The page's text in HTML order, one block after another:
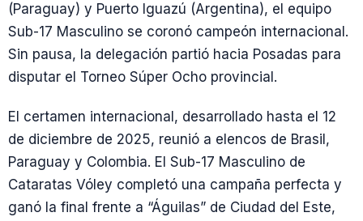
(Paraguay) y Puerto Iguazú (Argentina), el equipo
Sub-17 Masculino se coronó campeón internacional.
Sin pausa, la delegación partió hacia Posadas para
disputar el Torneo Súper Ocho provincial.
El certamen internacional, desarrollado hasta el 12
de diciembre de 2025, reunió a elencos de Brasil,
Paraguay y Colombia. El Sub-17 Masculino de
Cataratas Vóley completó una campaña perfecta y
ganó la final frente a “Águilas” de Ciudad del Este,